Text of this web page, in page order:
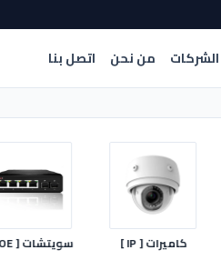
من نحن اتصل بنا
كاميرات [ IP ] سويتشات [ POE ]